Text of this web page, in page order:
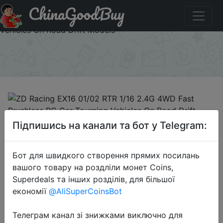
Паридбати з промокодом BG451b1f ZD Racing EX16
01/02 RTR 1/16 2.4G 4WD Fast Brushless RC Car Tourning
Vehicles On Road Drift Models
ChinaGoodBuy
2022-10-19
ZD Racing EX16 01/02 RTR 1/16
2.4G 4WD Fast Brushless RC Car
Tourning Vehicles On Road Drift
Models
$140.79
Підпишись на канали та бот у Telegram:
Бот для швидкого створення прямих посилань
вашого товару на роздліли монет Coins,
Superdeals та інших розділів, для більшої
економії @AliSuperCoinsBot
Телеграм канал зі знижками виключно для